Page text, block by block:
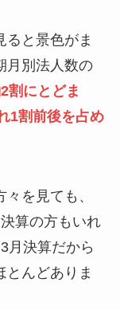
ると景色がま
月別法人数の
割にとどま
1割前後を占め
を見ても、
算の方もいれ
月決算だから
とんどありま